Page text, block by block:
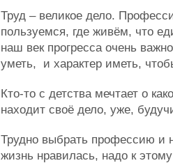
Труд – великое дело.
пользуемся, где живём, что
наш век прогресса очень
уметь, и характер иметь,
Кто-то с детства мечтает о
находит своё дело, уже,
Трудно выбрать профессию и
жизнь нравилась, надо к